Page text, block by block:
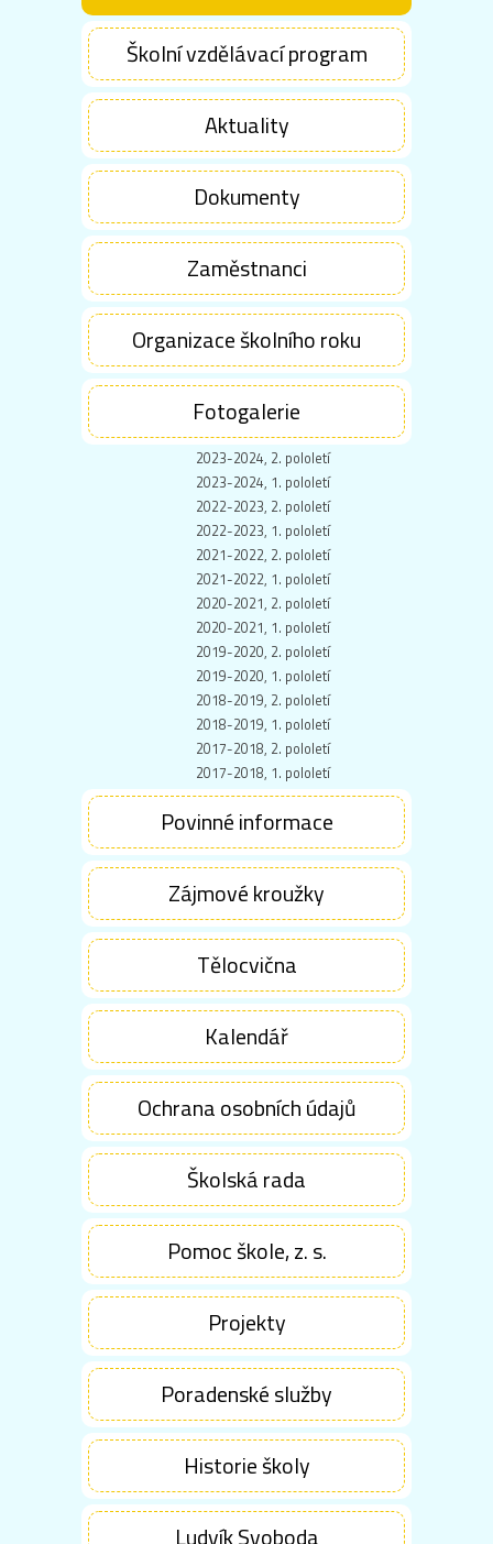
Školní vzdělávací program
Aktuality
Dokumenty
Zaměstnanci
Organizace školního roku
Fotogalerie
2023-2024, 2. pololetí
2023-2024, 1. pololetí
2022-2023, 2. pololetí
2022-2023, 1. pololetí
2021-2022, 2. pololetí
2021-2022, 1. pololetí
2020-2021, 2. pololetí
2020-2021, 1. pololetí
2019-2020, 2. pololetí
2019-2020, 1. pololetí
2018-2019, 2. pololetí
2018-2019, 1. pololetí
2017-2018, 2. pololetí
2017-2018, 1. pololetí
Povinné informace
Zájmové kroužky
Tělocvična
Kalendář
Ochrana osobních údajů
Školská rada
Pomoc škole, z. s.
Projekty
Poradenské služby
Historie školy
Ludvík Svoboda